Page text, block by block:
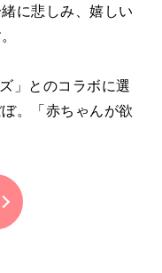
に悲しみ、嬉しい
」とのコラボに選
。「赤ちゃんが欲